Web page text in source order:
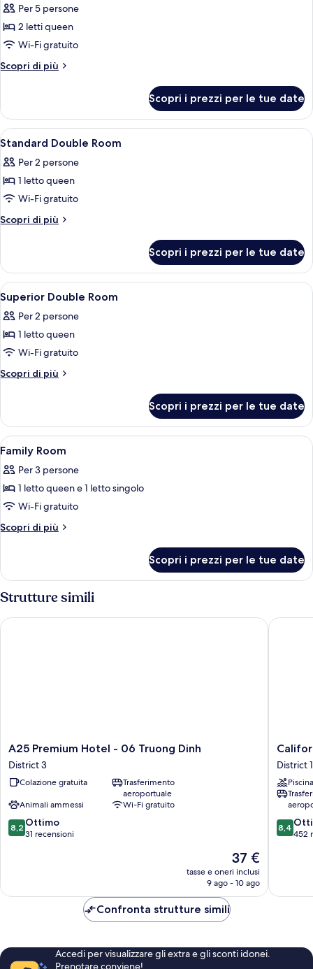
Deluxe
Family
Room
Per 5 persone
2 letti queen
Wi-Fi gratuito
Scopri di più
Altri
Family
Room
Scopri i prezzi per le tue date
Apri
tutte
le
foto
per
Standard
Minibar, una cassaforte in camera,
5
Standard Double Room
Per 2 persone
1 letto queen
Wi-Fi gratuito
Scopri di più
Altri
Double
Room
Scopri i prezzi per le tue date
Apri
tutte
le
foto
per
Superior
Minibar, una cassaforte in camera,
4
Superior Double Room
Per 2 persone
1 letto queen
Wi-Fi gratuito
Scopri di più
Altri
Double
Room
Scopri i prezzi per le tue date
Apri
tutte
le
foto
per
Family
Minibar, una cassaforte in camera,
5
Family Room
Per 3 persone
1 letto queen e 1 letto singolo
Wi-Fi gratuito
Scopri di più
Altri
Room
Scopri i prezzi per le tue date
Strutture simili
A25
Premium
Hotel
-
Truong
Dinh
District
A25 Premium Hotel - 06 Truong Dinh
District 3
Colazione gratuita
Trasferimento
aeroportuale
Animali ammessi
Wi-Fi gratuito
8.2
su
8,2 Ottimo
31 recensioni
Il
prezzo
attuale
37 €
tasse e oneri inclusi
9 ago - 10 ago
A25 Premium Hotel - 06 Truong Dinh
Saigon
Hotel
&
Rooftop
Pool
District
1
District 1
Piscina
8.4
su
8,4
452
Confronta strutture simili
Accedi per visualizzare gli extra e gli sconti idonei.
Prenotare conviene!